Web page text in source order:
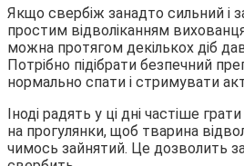
Якщо свербіж занадто сильний і
простим відволіканням
можна протягом декількох діб
Потрібно підібрати безпечний
нормально спати і стримувати
Іноді радять у ці дні частіше
на прогулянки, щоб тварина
чимось зайнятий. Це дозволить